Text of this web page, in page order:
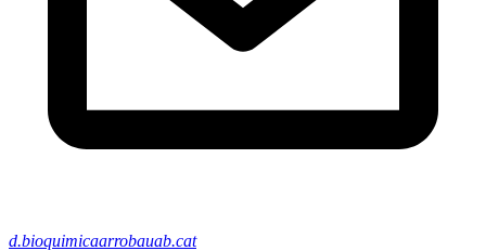
d.bioquimicaarrobauab.cat